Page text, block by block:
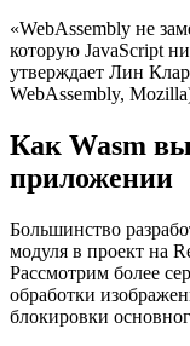
«WebAssembly не
которую JavaScript
утверждает Лин
WebAssembly,
Как Wasm
приложении
Большинство
модуля в проект на
Рассмотрим более
обработки
блокировки